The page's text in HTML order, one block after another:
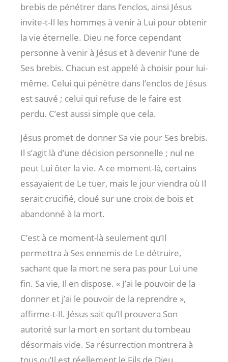
brebis de pénétrer dans l’enclos, ainsi Jésus
invite-t-Il les hommes à venir à Lui pour obtenir
la vie éternelle. Dieu ne force cependant
personne à venir à Jésus et à devenir l’une de
Ses brebis. Chacun est appelé à choisir pour lui-
même. Celui qui pénètre dans l’enclos de Jésus
est sauvé ; celui qui refuse de le faire est
perdu. C’est aussi simple que cela.
Jésus promet de donner Sa vie pour Ses brebis.
Il s’agit là d’une décision personnelle ; nul ne
peut Lui ôter la vie. A ce moment-là, certains
essayaient de Le tuer, mais le jour viendra où Il
serait crucifié, cloué sur une croix de bois et
abandonné à la mort.
C’est à ce moment-là seulement qu’Il
permettra à Ses ennemis de Le détruire,
sachant que la mort ne sera pas pour Lui une
fin. Sa vie, Il en dispose. « J’ai le pouvoir de la
donner et j’ai le pouvoir de la reprendre »,
affirme-t-Il. Jésus sait qu’Il prouvera Son
autorité sur la mort en sortant du tombeau
désormais vide. Sa résurrection montrera à